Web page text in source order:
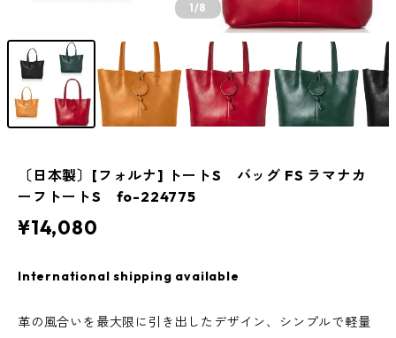
1/8
〔日本製〕[フォルナ] トートS バッグ FS ラマナカ
ーフトートS fo-224775
¥14,080
International shipping available
革の風合いを最大限に引き出したデザイン、シンプルで軽量